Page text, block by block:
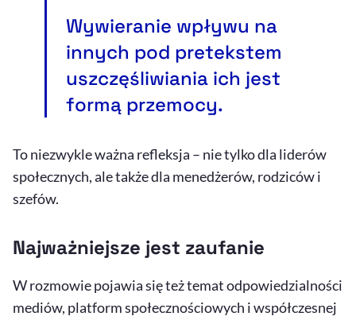
Wywieranie wpływu na
innych pod pretekstem
uszczęśliwiania ich jest
formą przemocy.
To niezwykle ważna refleksja – nie tylko dla liderów
społecznych, ale także dla menedżerów, rodziców i
szefów.
Najważniejsze jest zaufanie
W rozmowie pojawia się też temat odpowiedzialności
mediów, platform społecznościowych i współczesnej